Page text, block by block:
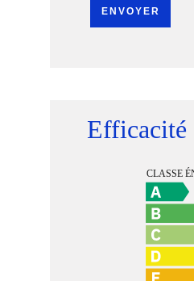
ENVOYER
Efficacité